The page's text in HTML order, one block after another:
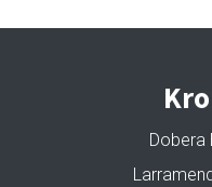
Dobera